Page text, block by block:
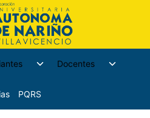
Docentes
PQRS